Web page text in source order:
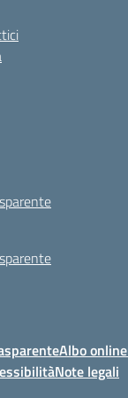
Albo online
Note legali